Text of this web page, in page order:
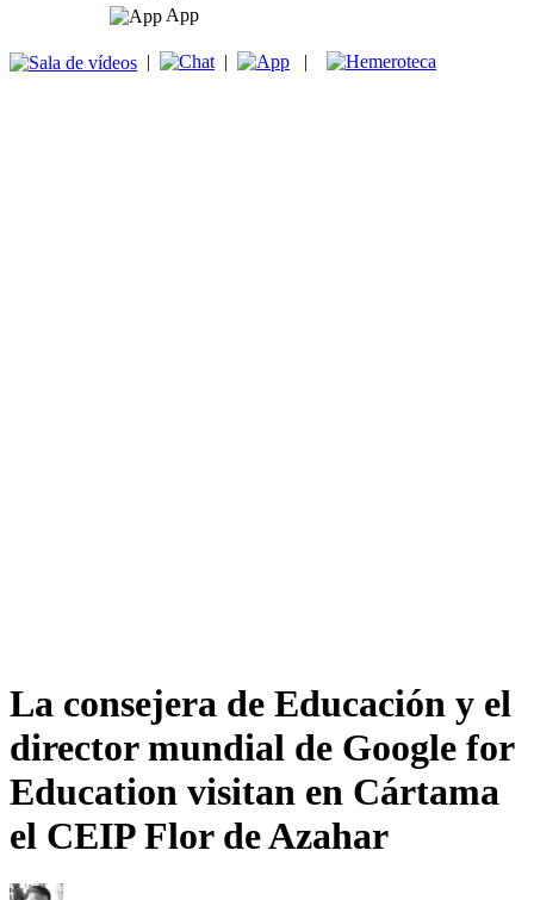
App
| | |
La consejera de Educación y el
director mundial de Google for
Education visitan en Cártama
el CEIP Flor de Azahar